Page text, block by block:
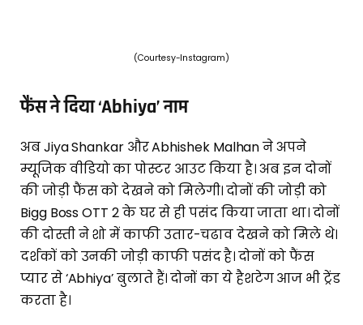
(Courtesy-Instagram)
फैंस ने दिया ‘Abhiya’ नाम
अब Jiya Shankar और Abhishek Malhan ने अपने
म्यूजिक वीडियो का पोस्टर आउट किया है। अब इन दोनों
की जोड़ी फैंस को देखने को मिलेगी। दोनों की जोड़ी को
Bigg Boss OTT 2 के घर से ही पसंद किया जाता था। दोनों
की दोस्ती ने शो में काफी उतार-चढाव देखने को मिले थे।
दर्शकों को उनकी जोड़ी काफी पसंद है। दोनों को फैंस
प्यार से ‘Abhiya’ बुलाते हैं। दोनों का ये हैशटेग आज भी ट्रेंड
करता है।